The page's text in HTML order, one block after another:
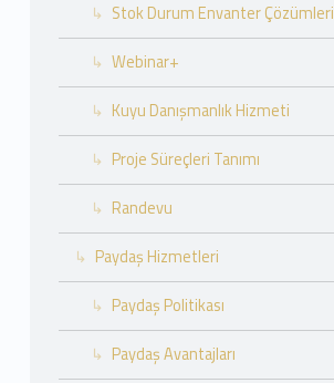
Stok Durum Envanter Çözümleri
Webinar+
Kuyu Danışmanlık Hizmeti
Proje Süreçleri Tanımı
Randevu
Paydaş Hizmetleri
Paydaş Politikası
Paydaş Avantajları